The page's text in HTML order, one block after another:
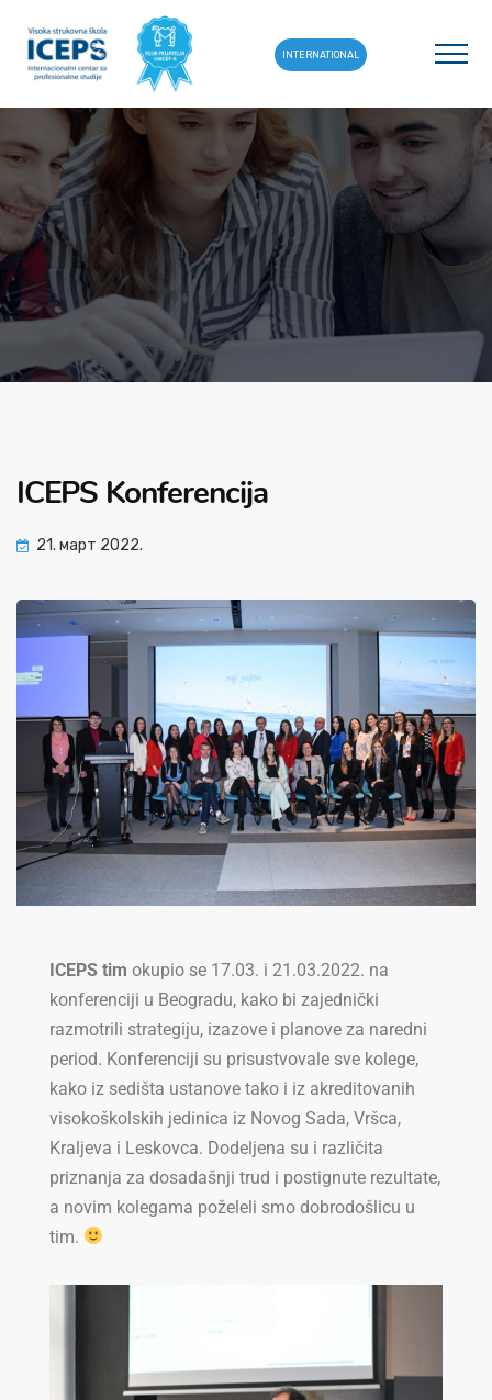
INTERNATIONAL
ICEPS Konferencija
21. март 2022.
ICEPS tim okupio se 17.03. i 21.03.2022. na
konferenciji u Beogradu, kako bi zajednički
razmotrili strategiju, izazove i planove za naredni
period. Konferenciji su prisustvovale sve kolege,
kako iz sedišta ustanove tako i iz akreditovanih
visokoškolskih jedinica iz Novog Sada, Vršca,
Kraljeva i Leskovca. Dodeljena su i različita
priznanja za dosadašnji trud i postignute rezultate,
a novim kolegama poželeli smo dobrodošlicu u
tim.